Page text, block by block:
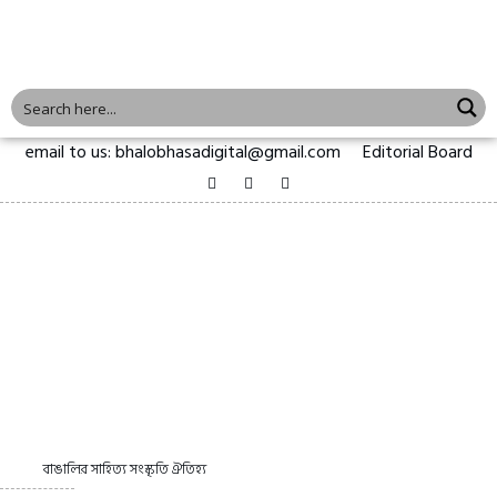
email to us: bhalobhasadigital@gmail.com Editorial Board
বাঙালির সাহিত্য সংস্কৃতি ঐতিহ্য